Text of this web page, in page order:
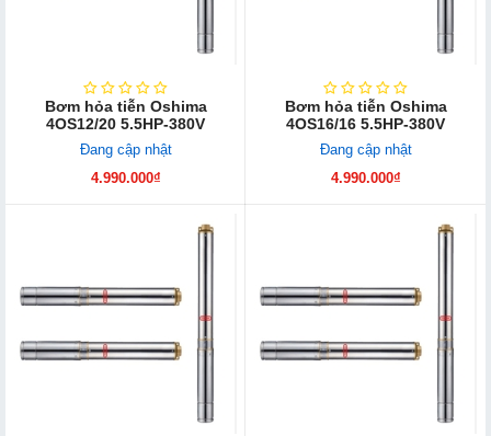
Bơm hỏa tiễn Oshima
4OS12/20 5.5HP-380V
Đang cập nhật
4.990.000₫
Bơm hỏa tiễn Oshima
4OS16/16 5.5HP-380V
Đang cập nhật
4.990.000₫